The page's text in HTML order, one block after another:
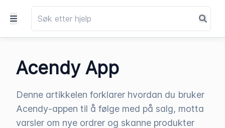
Acendy App
Denne artikkelen forklarer hvordan du bruker
Acendy-appen til å følge med på salg, motta
varsler om nye ordrer og skanne produkter